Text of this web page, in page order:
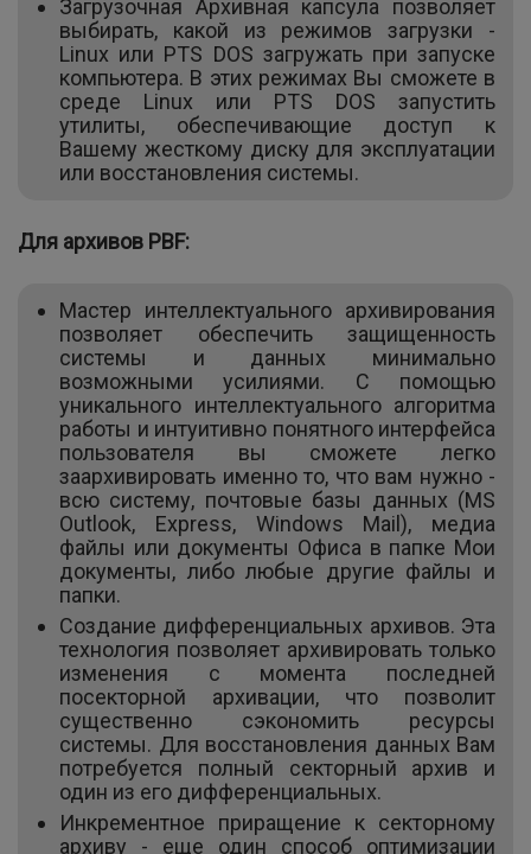
Загрузочная Архивная капсула позволяет
выбирать, какой из режимов загрузки -
Linux или PTS DOS загружать при запуске
компьютера. В этих режимах Вы сможете в
среде Linux или PTS DOS запустить
утилиты, обеспечивающие доступ к
Вашему жесткому диску для эксплуатации
или восстановления системы.
Для архивов PBF:
Мастер интеллектуального архивирования
позволяет обеспечить защищенность
системы и данных минимально
возможными усилиями. С помощью
уникального интеллектуального алгоритма
работы и интуитивно понятного интерфейса
пользователя вы сможете легко
заархивировать именно то, что вам нужно -
всю систему, почтовые базы данных (MS
Outlook, Express, Windows Mail), медиа
файлы или документы Офиса в папке Мои
документы, либо любые другие файлы и
папки.
Создание дифференциальных архивов. Эта
технология позволяет архивировать только
изменения с момента последней
посекторной архивации, что позволит
существенно сэкономить ресурсы
системы. Для восстановления данных Вам
потребуется полный секторный архив и
один из его дифференциальных.
Инкрементное приращение к секторному
архиву - еще один способ оптимизации